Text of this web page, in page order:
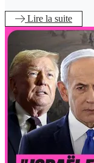
Lire la suite